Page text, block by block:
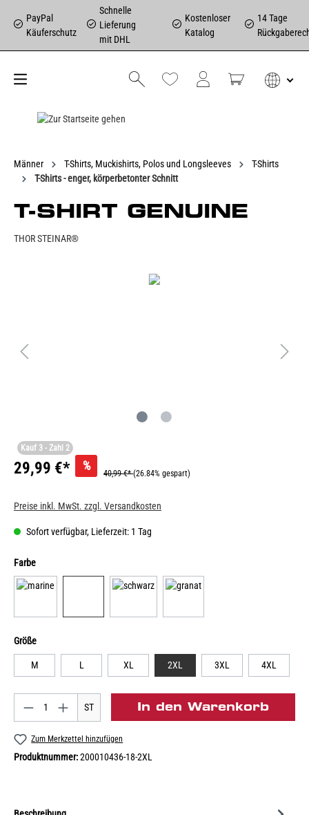
PayPal
Käuferschutz
Schnelle
Lieferung
mit DHL
Kostenloser
Katalog
14 Tage
Männer T-Shirts, Muckishirts, Polos und Longsleeves
T-Shirts
T-Shirts - enger, körperbetonter Schnitt
T-SHIRT GENUINE
THOR STEINAR®
Kauf 3 - Zahl 2
29,99 €* %
40,99 €*(26.84% gespart)
Preise inkl. MwSt. zzgl. Versandkosten
Sofort verfügbar, Lieferzeit: 1 Tag
Farbe
Größe
M L XL 2XL 3XL 4XL
ST In den Warenkorb
Zum Merkzettel hinzufügen
Produktnummer:200010436-18-2XL